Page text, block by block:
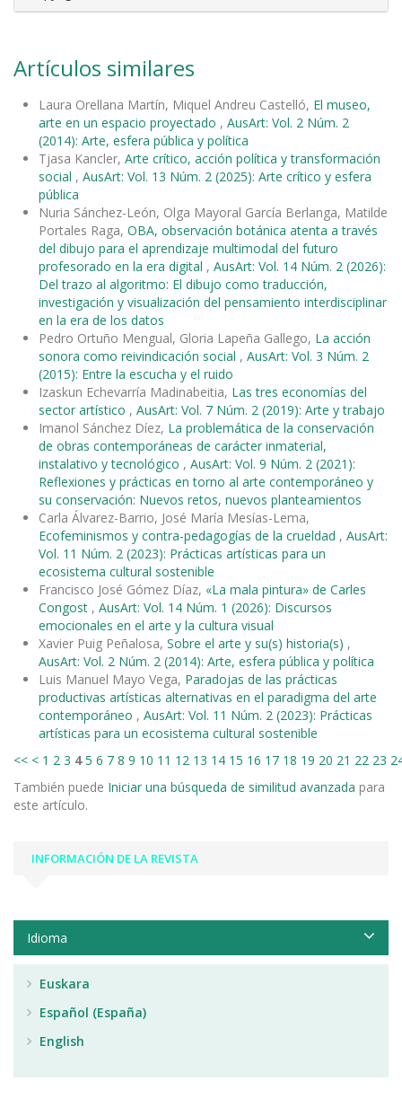
Artículos similares
Laura Orellana Martín, Miquel Andreu Castelló, El museo,
arte en un espacio proyectado , AusArt: Vol. 2 Núm. 2
(2014): Arte, esfera pública y política
Tjasa Kancler, Arte crítico, acción política y transformación
social , AusArt: Vol. 13 Núm. 2 (2025): Arte crítico y esfera
pública
Nuria Sánchez-León, Olga Mayoral García Berlanga, Matilde
Portales Raga, OBA, observación botánica atenta a través
del dibujo para el aprendizaje multimodal del futuro
profesorado en la era digital , AusArt: Vol. 14 Núm. 2 (2026):
Del trazo al algoritmo: El dibujo como traducción,
investigación y visualización del pensamiento interdisciplinar
en la era de los datos
Pedro Ortuño Mengual, Gloria Lapeña Gallego, La acción
sonora como reivindicación social , AusArt: Vol. 3 Núm. 2
(2015): Entre la escucha y el ruido
Izaskun Echevarría Madinabeitia, Las tres economías del
sector artístico , AusArt: Vol. 7 Núm. 2 (2019): Arte y trabajo
Imanol Sánchez Díez, La problemática de la conservación
de obras contemporáneas de carácter inmaterial,
instalativo y tecnológico , AusArt: Vol. 9 Núm. 2 (2021):
Reflexiones y prácticas en torno al arte contemporáneo y
su conservación: Nuevos retos, nuevos planteamientos
Carla Álvarez-Barrio, José María Mesías-Lema,
Ecofeminismos y contra-pedagogías de la crueldad , AusArt:
Vol. 11 Núm. 2 (2023): Prácticas artísticas para un
ecosistema cultural sostenible
Francisco José Gómez Díaz, «La mala pintura» de Carles
Congost , AusArt: Vol. 14 Núm. 1 (2026): Discursos
emocionales en el arte y la cultura visual
Xavier Puig Peñalosa, Sobre el arte y su(s) historia(s) ,
AusArt: Vol. 2 Núm. 2 (2014): Arte, esfera pública y política
Luis Manuel Mayo Vega, Paradojas de las prácticas
productivas artísticas alternativas en el paradigma del arte
contemporáneo , AusArt: Vol. 11 Núm. 2 (2023): Prácticas
artísticas para un ecosistema cultural sostenible
<< < 1 2 3 4 5 6 7 8 9 10 11 12 13 14 15 16 17 18 19 20 21 22 23
También puede Iniciar una búsqueda de similitud avanzada para
este artículo.
INFORMACIÓN DE LA REVISTA
Idioma
Euskara
Español (España)
English